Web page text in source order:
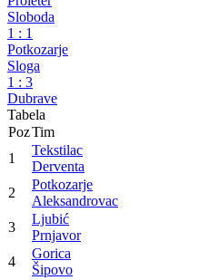
Druga liga Republike Srpske - Zapad
Crni Vrh
3: 3
Ljubić
Tekstilac
2: 0
Brdo
Polet 1926
2: 2
Gorica
Modriča
3
0
Željezničar
Borac
2
2
Proleter
Sloboda